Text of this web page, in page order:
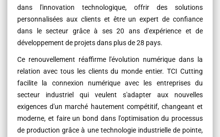
dans l'innovation technologique, offrir des solutions
personnalisées aux clients et être un expert de confiance
dans le secteur grâce à ses 20 ans d'expérience et de
développement de projets dans plus de 28 pays.
Ce renouvellement réaffirme l'évolution numérique dans la
relation avec tous les clients du monde entier. TCI Cutting
facilite la connexion numérique avec les entreprises du
secteur industriel qui veulent s'adapter aux nouvelles
exigences d'un marché hautement compétitif, changeant et
moderne, et faire un bond dans l'optimisation du processus
de production grâce à une technologie industrielle de pointe,